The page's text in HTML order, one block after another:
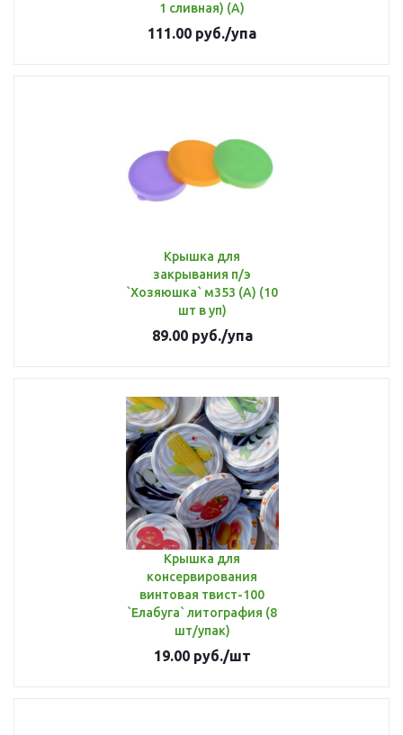
1 сливная) (А)
111.00 руб./упа
Крышка для
закрывания п/э
`Хозяюшка` м353 (А) (10
шт в уп)
89.00руб./упа
Крышка для
консервирования
винтовая твист-100
`Елабуга` литография (8
шт/упак)
19.00руб./шт